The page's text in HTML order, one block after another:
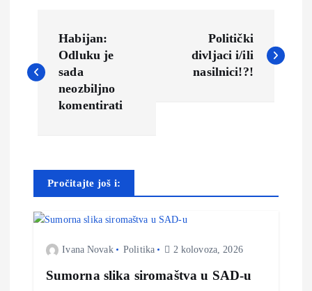
a
g
a
c
Habijan:
Odluku je
sada
neozbiljno
komentirati
Politički
divljaci i/ili
nasilnici!?!
Pročitajte još i:
Ivana Novak Politika 2 kolovoza, 2026
Sumorna slika siromaštva u SAD-u